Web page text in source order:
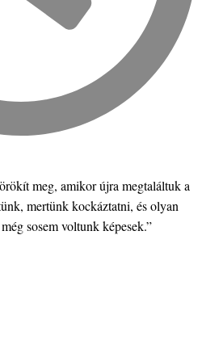
meg, amikor újra megtaláltuk a
mertünk kockáztatni, és olyan
sosem voltunk képesek.”